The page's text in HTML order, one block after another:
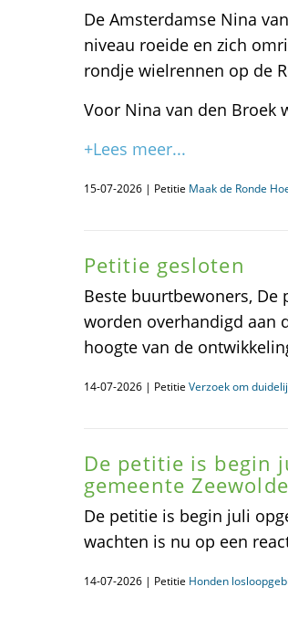
De Amsterdamse Nina
niveau roeide en zich
rondje wielrennen op de
Voor Nina van den Broek
+Lees meer...
15-07-2026 | Petitie Maak de Ronde
Petitie gesloten
Beste buurtbewoners,
worden overhandigd aan
hoogte van de
14-07-2026 | Petitie Verzoek om
De petitie is begin
gemeente Zeewolde
De petitie is begin juli
wachten is nu op een
14-07-2026 | Petitie Honden